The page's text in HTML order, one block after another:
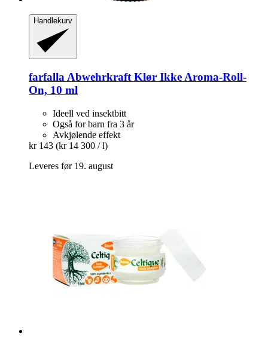
Handlekurv
farfalla Abwehrkraft Klør Ikke Aroma-​Roll-​
On, 10 ml
Ideell ved insektbitt
Også for barn fra 3 år
Avkjølende effekt
kr 143 (kr 14 300 / l)
Leveres før 19. august